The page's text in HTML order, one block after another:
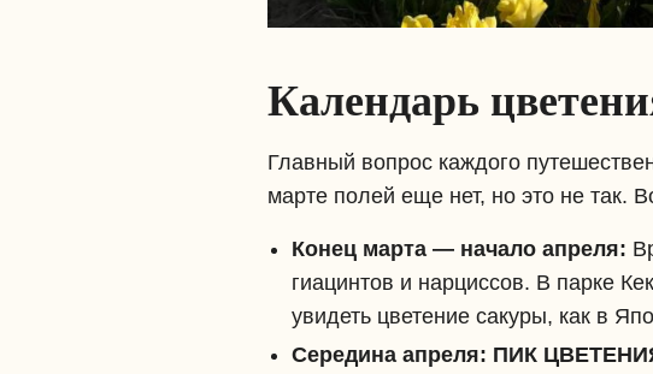
Календарь
Главный вопрос каждого
марте полей еще нет, но это не так.
Конец марта — начало апреля:
гиацинтов и нарциссов. В парке
увидеть цветение сакуры, как в
Середина апреля: ПИК